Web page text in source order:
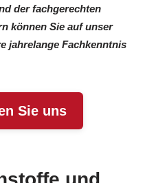
der fachgerechten
können Sie auf unser
jahrelange Fachkenntnis
Sie uns